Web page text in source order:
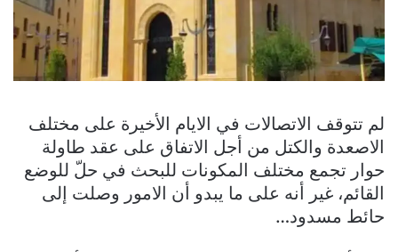
لم تتوقف الاتصالات في الايام الأخيرة على مختلف
الاصعدة والكتل من أجل الاتفاق على عقد طاولة
حوار تجمع مختلف المكونات للبحث في حلّ للوضع
القائم، غير أنه على ما يبدو أن الامور وصلت إلى
حائط مسدود…